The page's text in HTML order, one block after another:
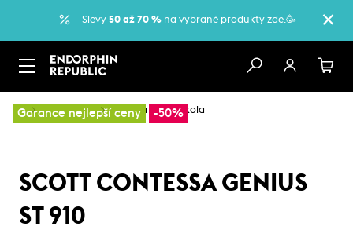
Slevy 50 až 70 % na vybrané produkty zde.🥳
Garance nejlepší ceny -50%
… Horská kola Dámská horská kola
SCOTT CONTESSA GENIUS
ST 910